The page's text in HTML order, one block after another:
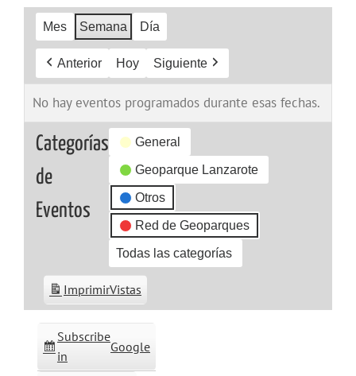
Mes Semana Día
Anterior Hoy Siguiente
No hay eventos programados durante esas fechas.
Categorías
de
Eventos
General
Geoparque Lanzarote
Otros
Red de Geoparques
Todas las categorías
Subscribe
in
Google
ImprimirVistas